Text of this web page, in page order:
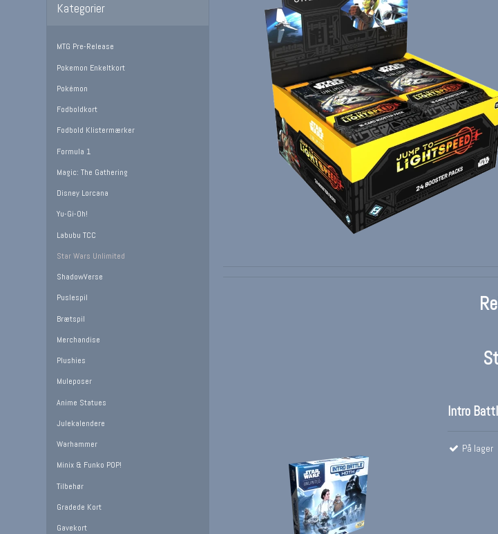
Kategorier
MTG Pre-Release
Pokemon Enkeltkort
Pokémon
Fodboldkort
Fodbold Klistermærker
Formula 1
Magic: The Gathering
Disney Lorcana
Yu-Gi-Oh!
Labubu TCC
Star Wars Unlimited
ShadowVerse
Puslespil
Brætspil
Merchandise
Plushies
Muleposer
Anime Statues
Julekalendere
Warhammer
Minix & Funko POP!
Tilbehør
Gradede Kort
Gavekort
Intro
På lager